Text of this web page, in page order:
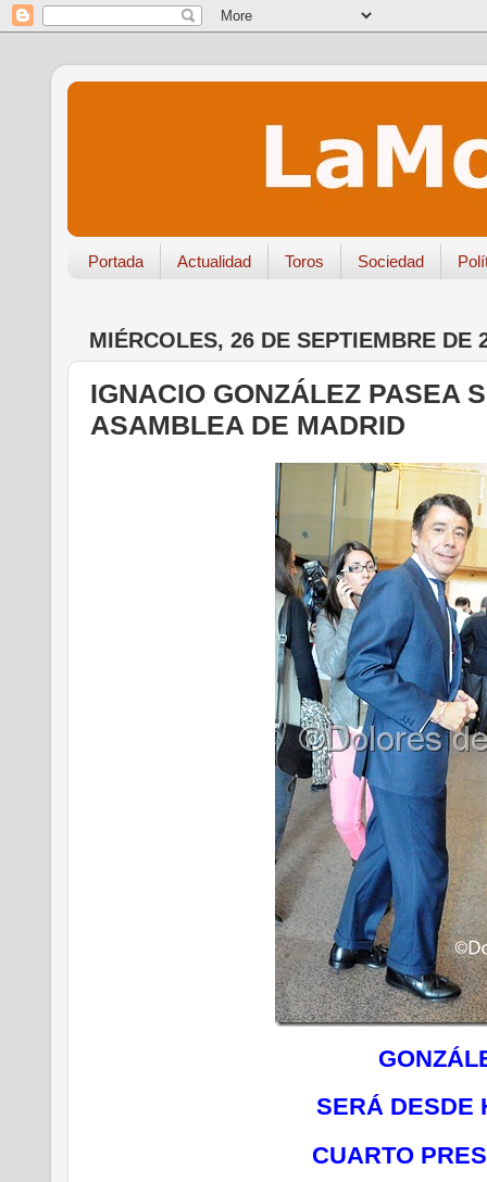
Portada Actualidad Toros Sociedad
MIÉRCOLES, 26 DE SEPTIEMBRE DE
IGNACIO GONZÁLEZ PASEA
ASAMBLEA DE MADRID
SERÁ DESDE
CUARTO